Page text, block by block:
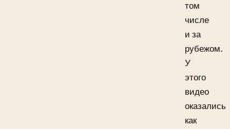
том
числе
и за
рубежом.
У
этого
видео
оказались
как